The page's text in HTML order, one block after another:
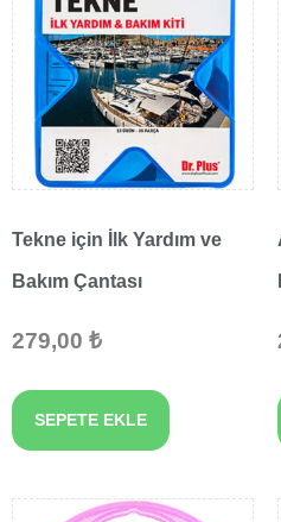
Tekne için İlk Yardım ve
Bakım Çantası
279,00 ₺
SEPETE EKLE